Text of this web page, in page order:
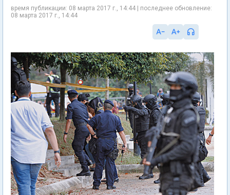
время публикации: 08 марта 2017 г., 14:44 | последнее обновление:
08 марта 2017 г., 14:44